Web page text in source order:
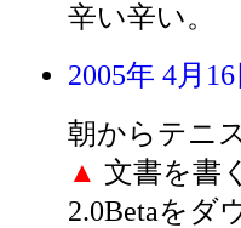
辛い辛い。
2005年 4月
朝からテニ
▲ 文書を書
2.0Betaをダ